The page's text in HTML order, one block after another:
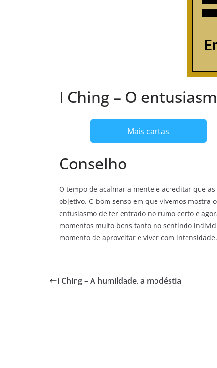
I Ching – O
Mais cartas
Conselho
O tempo de acalmar a mente e acreditar que
objetivo. O bom senso em que vivemos mostra
entusiasmo de ter entrado no rumo certo e
momentos muito bons tanto no sentindo
momento de aproveitar e viver com intensidade.
I Ching – A humildade, a modéstia